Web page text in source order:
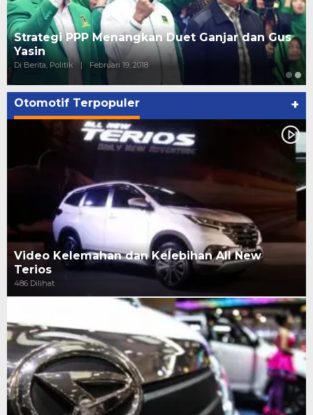
Strategi PPP Menangkan Duet Ganjar dan Gus
Yasin
Di Berita, Politik | Februari 19, 2018
Otomotif Terpopuler +
Video Kelemahan dan Kelebihan All New
Terios
486 Dilihat